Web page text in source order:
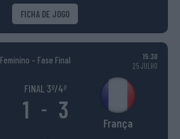
FICHA DE JOGO
– Fase Final
15:30
25 JULHO
FINAL 3º/4º
1 - 3 França